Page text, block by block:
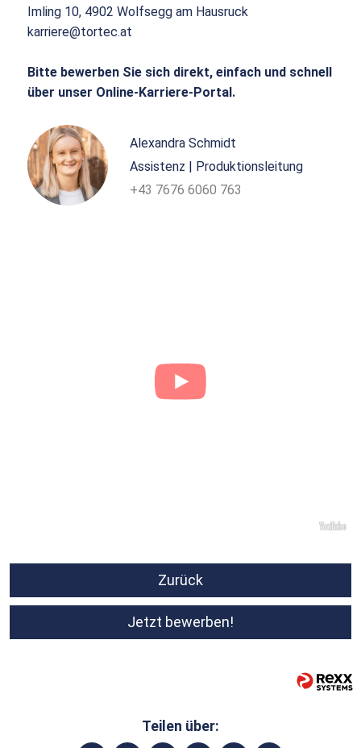
Imling 10, 4902 Wolfsegg am Hausruck
karriere@tortec.at
Bitte bewerben Sie sich direkt, einfach und schnell
über unser Online-Karriere-Portal.
Alexandra Schmidt
Assistenz | Produktionsleitung
+43 7676 6060 763
Zurück
Jetzt bewerben!
Teilen über: